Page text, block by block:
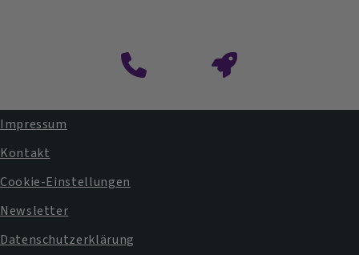
Fußbereichsmenü
Impressum
Kontakt
Cookie-Einstellungen
Newsletter
Datenschutzerklärung